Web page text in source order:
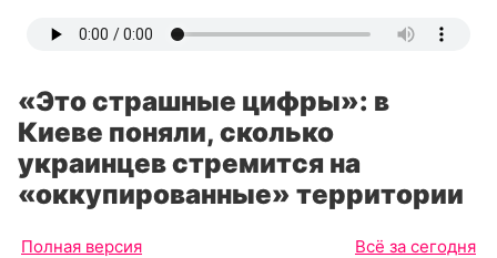
«Это страшные цифры»: в
Киеве поняли, сколько
украинцев стремится на
«оккупированные» территории
Полная версия Всё за сегодня